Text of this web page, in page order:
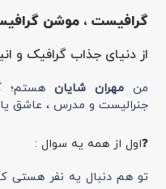
گرافیست ، موشن
از دنیای جذاب گرافیک و
من مهران شایانهستم؛
جنرالیست و مدرس ، عاشق
❓اول از همه یه سوال :
تو هم دنبال یه نفر